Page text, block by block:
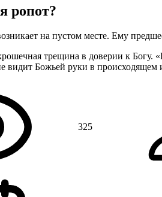
ропот?
на пустом месте. Ему
трещина в доверии к Богу.
видит Божьей руки в происходящем
325